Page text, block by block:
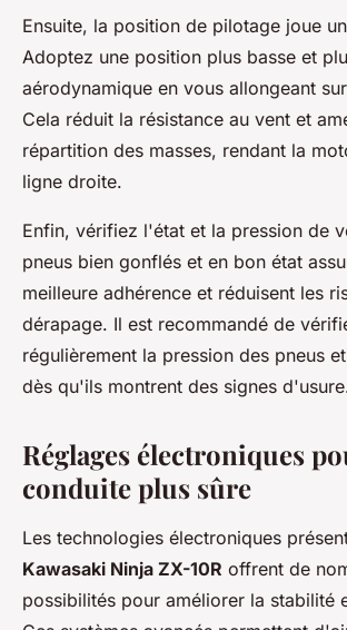
Ensuite, la position de pilotage joue
Adoptez une position plus basse et
aérodynamique en vous allongeant
Cela réduit la résistance au vent et
répartition des masses, rendant la
ligne droite.
Enfin, vérifiez l'état et la pression de
pneus bien gonflés et en bon état
meilleure adhérence et réduisent les
dérapage. Il est recommandé de
régulièrement la pression des pneus
dès qu'ils montrent des signes
Réglages électroniques
conduite plus sûre
Les technologies électroniques
Kawasaki Ninja ZX-10R offrent de
possibilités pour améliorer la stabilité